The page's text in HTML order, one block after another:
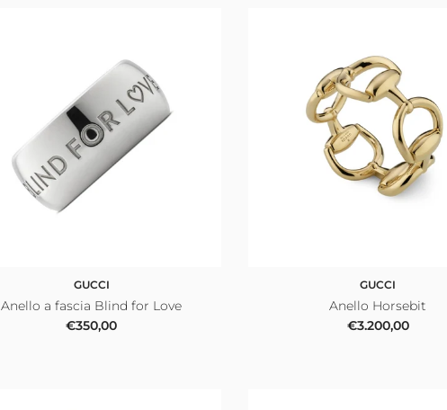
GUCCI
Anello a fascia Blind for Love
Prezzo normale
€350,00
GUCCI
Anello Horsebit
Prezzo normale
€3.200,00